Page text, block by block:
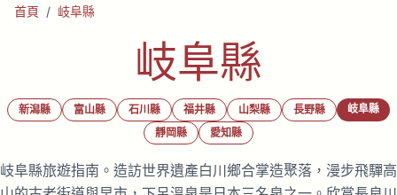
首頁 / 岐阜縣
岐阜縣
新潟縣 富山縣 石川縣 福井縣 山梨縣 長野縣
岐阜縣
靜岡縣
愛知縣
岐阜縣旅遊指南。造訪世界遺產白川鄉合掌造聚落，漫步飛驒高